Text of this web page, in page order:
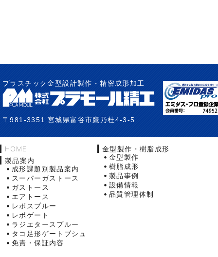
プラスチック金型設計製作・精密成形加工
〒981-3351 宮城県富谷市鷹乃杜4-3-5
HOME
製品案内
成形課題別製品案内
スーパーガストース
ガストース
エアトース
レボスプルー
レボゲート
ラジエタースプルー
タコ足形ゲートブシュ
免責・保証内容
金型製作・樹脂成形
金型製作
樹脂成形
製品事例
設備情報
品質管理体制